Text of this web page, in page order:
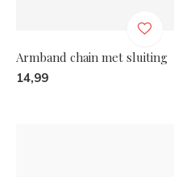
Armband chain met sluiting
14,99